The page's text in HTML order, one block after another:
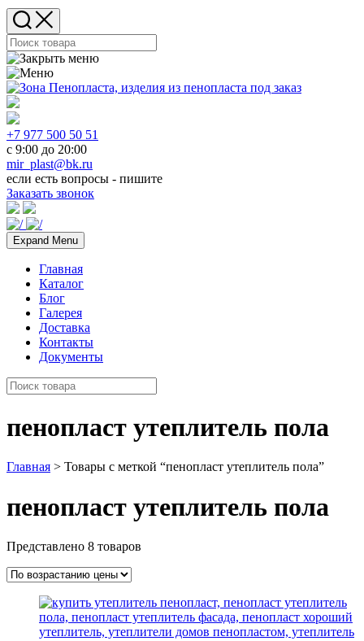
+7 977 500 50 51
с 9:00 до 20:00
mir_plast@bk.ru
если есть вопросы - пишите
Заказать звонок
Expand Menu
Главная
Каталог
Блог
Галерея
Доставка
Контакты
Документы
пенопласт утеплитель пола
Главная > Товары с меткой “пенопласт утеплитель пола”
пенопласт утеплитель пола
Представлено 8 товаров